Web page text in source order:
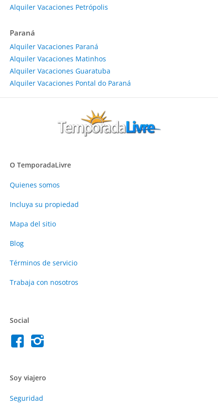
Alquiler Vacaciones Petrópolis
Paraná
Alquiler Vacaciones Paraná
Alquiler Vacaciones Matinhos
Alquiler Vacaciones Guaratuba
Alquiler Vacaciones Pontal do Paraná
O TemporadaLivre
Quienes somos
Incluya su propiedad
Mapa del sitio
Blog
Términos de servicio
Trabaja con nosotros
Social
Soy viajero
Seguridad